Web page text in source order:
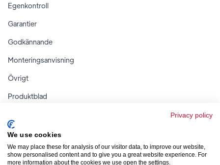
Egenkontroll
Garantier
Godkännande
Monteringsanvisning
Övrigt
Produktblad
Privacy policy
We use cookies
We may place these for analysis of our visitor data, to improve our website,
show personalised content and to give you a great website experience. For
more information about the cookies we use open the settings.